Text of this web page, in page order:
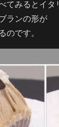
てみるとイタ
ランの形が
のです。